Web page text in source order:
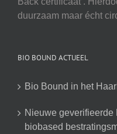
duurzaam maar écht
BIO BOUND ACTUEEL
Bio Bound in het
Nieuwe geverifieerde
biobased